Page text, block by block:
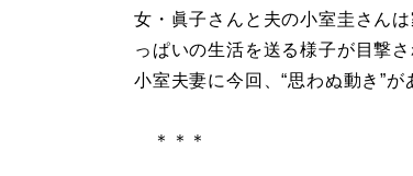
女・眞子さんと夫の小室圭さん
っぱいの生活を送る様子が目撃
小室夫妻に今回、“思わぬ動き”が
＊＊＊